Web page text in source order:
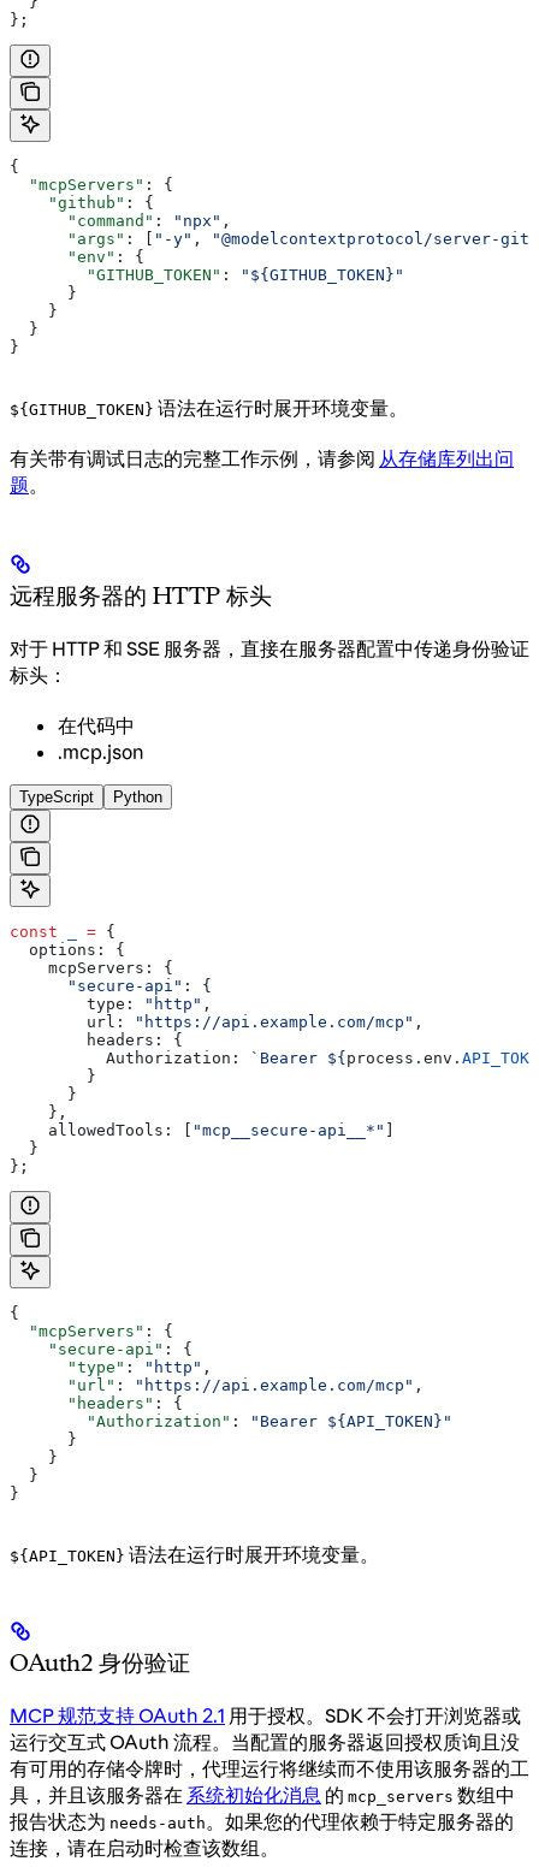
};
{
  "mcpServers"
: {
    "github"
: {
      "command"
: "npx" ,
      "args"
: [ "-y" ,
"@modelcontextprotocol/server-
      "env"
: {
        "GITHUB_TOKEN"
:
"${GITHUB_TOKEN}"
      }
    }
  }
}
${GITHUB_TOKEN} 语法在运行时展开环境变量。
有关带有调试日志的完整工作示例，请参阅 从存储库列出问
题。
远程服务器的 HTTP 标头
对于 HTTP 和 SSE 服务器，直接在服务器配置中传递身份验证
标头：
在代码中
.mcp.json
TypeScript Python
const = {
  options:
{
    mcpServers:
{
      "secure-api"
:
{
        type:
"http" ,
        url:
"https://api.example.com/mcp" ,
        headers:
{
          Authorization:
`Bearer ${process . env .
        }
      }
    },
    allowedTools:
[ "mcp__secure-api__*" ]
  }
};
{
  "mcpServers"
: {
    "secure-api"
: {
      "type"
: "http" ,
      "url"
: "https://api.example.com/mcp" ,
      "headers"
: {
        "Authorization"
:
"Bearer ${API_TOKEN}"
      }
    }
  }
}
${API_TOKEN} 语法在运行时展开环境变量。
OAuth2 身份验证
MCP 规范支持 OAuth 2.1 用于授权。SDK 不会打开浏览器或
运行交互式 OAuth 流程。当配置的服务器返回授权质询且没
有可用的存储令牌时，代理运行将继续而不使用该服务器的工
具，并且该服务器在 系统初始化消息 的 mcp_servers 数组中
报告状态为 needs-auth。如果您的代理依赖于特定服务器的
连接，请在启动时检查该数组。